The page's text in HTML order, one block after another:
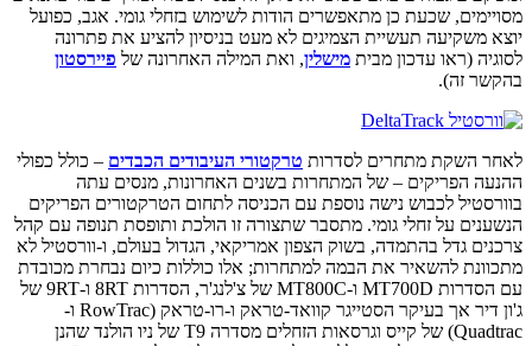
מסויימים, שכעת כן מתאפשרים הודות לשימוש בזחלי גומי. אגב, כפועל
יוצא משקיעה תעשיית הצמיגים לא מעט בניסיון להציע את פתרונה
לסוגיה (ראו עדכון מבית מישלין, ואת המילה האחרונה של פיירסטון
בהקשר זה).
לאחר השקת מתחרים לסדרות טרקטורי העיבודים הכבדים – כולל כפולי
ההנעה הפריקים – של המתחרות בשנים האחרונות, מנסים עתה
בוורסטיל לכבוש נישה נוספת עם הכניסה לתחום הטרקטורים הפריקים
הנשענים על זחלי גומי. מתסבר שתצורה זו הולכת ותופסת תנופה עם קהל
צרכנים גדל בהתמדה, בשוק הצפון אמריקאי, הגדול בעולם, ו-וורסטיל לא
מתכוונת להשאיר את הבמה למתחרות; אלו כוללות כיום נבחרת מכובדת
עם הסדרות MT700D ו-MT800C של צ'לנג'ר, הסדרות 8RT ו-9RT של
ג'ון דיר אך בעיקר הסטייגר קוואד-טראק ו-רו-טראק (RowTrac ו-
Quadtrac) של קייס וגרסאות הזחלים מסדרה T9 של ניו הולנד שהנן